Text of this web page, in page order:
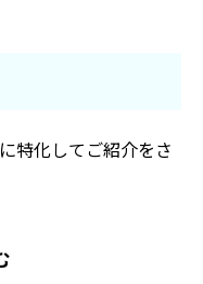
特化してご紹介をさ